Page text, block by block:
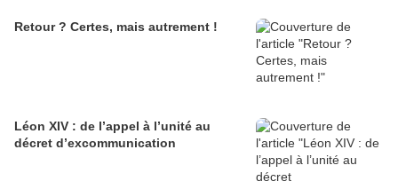
Retour ? Certes, mais autrement !
Léon XIV : de l’appel à l’unité au
décret d’excommunication